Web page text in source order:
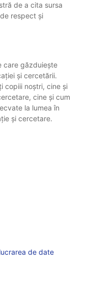
de a cita sursa
respect și
care găzduiește
și cercetării.
copiii noștri, cine și
cine și cum
la lumea în
și cercetare.
de date